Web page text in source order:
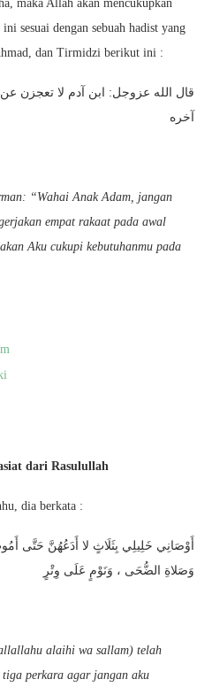
maka Allah akan mencukupkan
sesuai dengan sebuah hadist yang
dan Tirmidzi berikut ini :
قال الله عزوجل: ابن آدم لا تعجزن
آخره
“Wahai Anak Adam, jangan
empat rakaat pada awal
Aku cukupi kebutuhanmu pada
dari Rasulullah
dia berkata :
أَوْصَانِي خَلِيلِي بِثَلَاثٍ لا أَدَعُهُنَّ حَتَّى
وَصَلاةِ الضُّحَى ، وَنَوْمٍ عَلَى وِتْرٍ
alaihi wa sallam) telah
perkara agar jangan aku